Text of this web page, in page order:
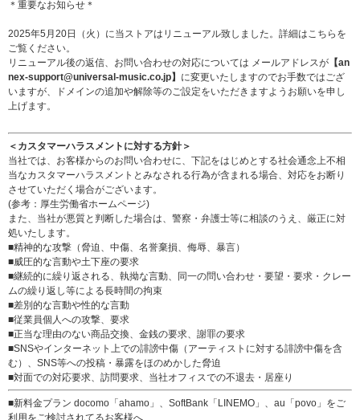
＊重要なお知らせ＊
2025年5月20日（火）に当ストアはリニューアル致しました。詳細はこちら を
ご覧ください。
リニューアル後の返信、お問い合わせの対応については メールアドレスが 【an
nex-support@universal-music.co.jp】 に変更いたしますのでお手数ではござ
いますが、ドメインの追加や解除等のご設定をいただきますようお願いを申し
上げます。
＜カスタマーハラスメントに対する方針＞
当社では、お客様からのお問い合わせに、下記をはじめとする社会通念上不相
当なカスタマーハラスメントとみなされる行為が含まれる場合、対応をお断り
させていただく場合がございます。
(参考： 厚生労働省ホームページ)
また、当社が悪質と判断した場合は、警察・弁護士等に相談のうえ、厳正に対
処いたします。
■精神的な攻撃（脅迫、中傷、名誉棄損、侮辱、暴言）
■威圧的な言動や土下座の要求
■継続的に繰り返される、執拗な言動、同一の問い合わせ・要望・要求・クレー
ムの繰り返し等による長時間の拘束
■差別的な言動や性的な言動
■従業員個人への攻撃、要求
■正当な理由のない商品交換、金銭の要求、謝罪の要求
■SNSやインターネット上での誹謗中傷（アーティストに対する誹謗中傷を含
む）、SNS等への投稿・暴露をほのめかした脅迫
■対面での対応要求、訪問要求、当社オフィスでの不退去・居座り
■新料金プラン docomo「ahamo」、SoftBank「LINEMO」、au「povo」をご
利用をご検討されてるお客様へ